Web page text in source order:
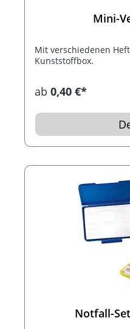
Mini-
Mit verschiedenen
Kunststoffbox.
ab 0,40 €*
Notfall-